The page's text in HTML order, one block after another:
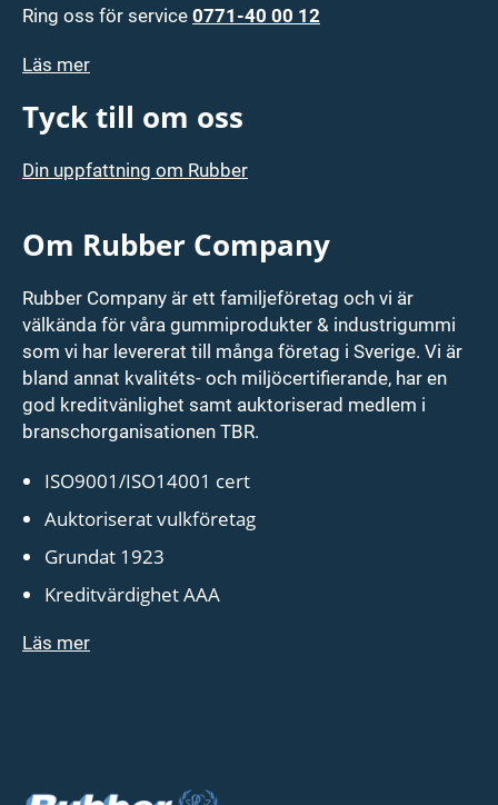
Ring oss för service0771-40 00 12
Läs mer
Tyck till om oss
Din uppfattning om Rubber
Om Rubber Company
Rubber Company är ett familjeföretag och vi är
välkända för våra gummiprodukter & industrigummi
som vi har levererat till många företag i Sverige. Vi är
bland annat kvalitéts- och miljöcertifierande, har en
god kreditvänlighet samt auktoriserad medlem i
branschorganisationen TBR.
ISO9001/ISO14001 cert
Auktoriserat vulkföretag
Grundat 1923
Kreditvärdighet AAA
Läs mer